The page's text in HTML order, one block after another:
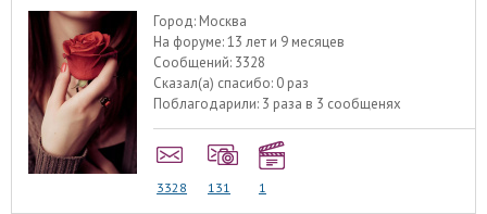
Город: Москва
На форуме:13 лет и 9 месяцев
Сообщений: 3328
Сказал(а) спасибо: 0 раз
Поблагодарили: 3 раза в 3 сообщенях
3328 131 1